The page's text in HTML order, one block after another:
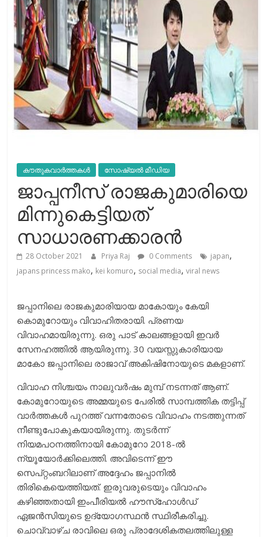
കൗതുകവാർത്തകൾ സോഷ്യല്‍ മീഡിയ
ജാപ്പനീസ് രാജകുമാരിയെ
മിന്നുകെട്ടിയത്
സാധാരണക്കാരന്‍
28 October 2021 Priya Raj 0 Comments japan,
japans princess mako, kei komuro, social media,viral news
ജപ്പാനിലെ രാജകുമാരിയായ മാകോയും കേയി
കൊമുറോയും വിവാഹിതരായി. പ്രണയ
വിവാഹമായിരുന്നു. ഒരു പാട് കാലങ്ങളായി ഇവർ
സേനഹത്തിൽ ആയിരുന്നു. 30 വയസ്സുകാരിയായ
മാകോ ജപ്പാനിലെ രാജാവ് അകിഷിനോയുടെ മകളാണ്.
വിവാഹ നിശ്ചയം നാലുവർഷം മുമ്പ് നടന്നത് ആണ്.
കോമുറോയുടെ അമ്മയുടെ പേരിൽ സാമ്പത്തിക തട്ടിപ്പ്
വാർത്തകൾ പുറത്ത് വന്നതോടെ വിവാഹം നടത്തുന്നത്
നീണ്ടുപോകുകയായിരുന്നു. തുടർന്ന്
നിയമപഠനത്തിനായി കോമുറോ 2018-ൽ
ന്യൂയോർക്കിലെത്തി. അവിടെന്ന് ഈ
സെപ്റ്റംബറിലാണ് അദ്ദേഹം ജപ്പാനിൽ
തിരികെയെത്തിയത്. ഇരുവരുടെയും വിവാഹം
കഴിഞ്ഞതായി ഇംപീരിയൽ ഹൗസ്ഹോൾഡ്
ഏജൻസിയുടെ ഉദ്യോഗസ്ഥൻ സ്ഥിരീകരിച്ചു.
ചൊവ്വാഴ്ച രാവിലെ ഒരു പ്രാദേശികതലത്തിലുള്ള